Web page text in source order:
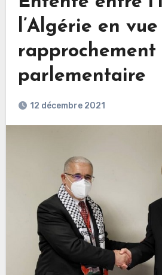
l’Algérie en vue
rapprochement
parlementaire
12 décembre 2021